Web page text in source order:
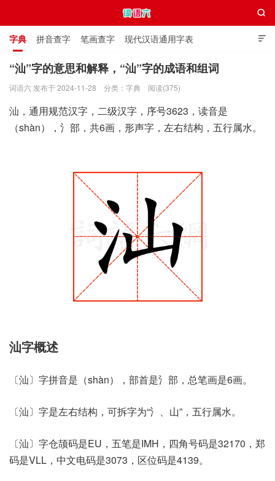

字典 拼音查字 笔画查字 现代汉语通用字表
通用规范汉字表 叠字大全 独体字大全 极简英语词典

“汕”字的意思和解释，“汕”字的成语和组词
词语六 发布于 2024-11-28 分类： 字典 阅读(375)
汕，通用规范汉字，二级汉字，序号3623，读音是
（shàn），氵部，共6画，形声字，左右结构，五行属水。
汕字概述
〔汕〕字拼音是（shàn），部首是氵部，总笔画是6画。
〔汕〕字是左右结构，可拆字为“氵、山”，五行属水。
〔汕〕字仓颉码是EU，五笔是IMH，四角号码是32170，郑
码是VLL，中文电码是3073，区位码是4139。